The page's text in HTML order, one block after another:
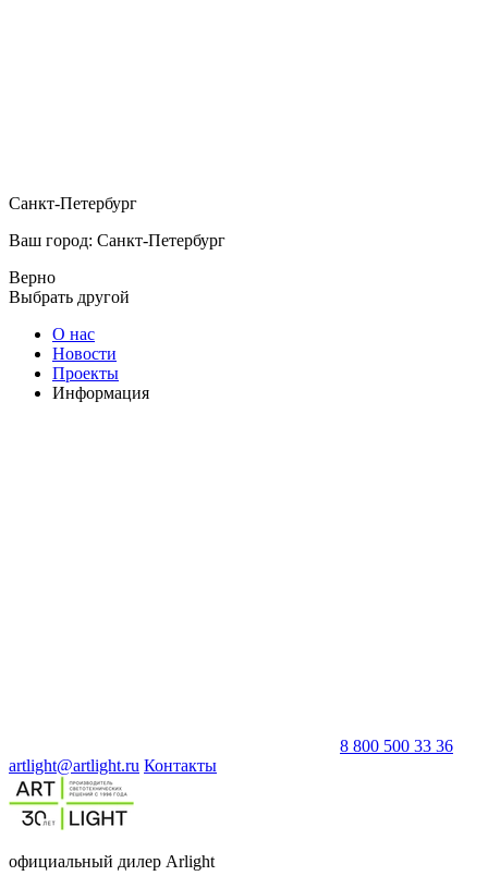
Санкт-Петербург
Ваш город: Санкт-Петербург
Верно
Выбрать другой
О нас
Новости
Проекты
Информация
8 800 500 33 36
artlight@artlight.ru Контакты
официальный дилер Arlight